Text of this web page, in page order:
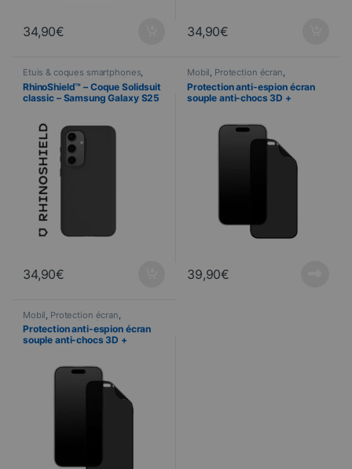
34,90€ 34,90€
Étuis & coques smartphones,
Mobil ,RhinoShield Telefonie
RhinoShield™ – Coque Solidsuit
classic – Samsung Galaxy S25
34,90€
Mobil, Protection écran,
RhinoShield Telefonie , Verres
trempés
Protection anti-espion écran
souple anti-chocs 3D +
39,90€
Mobil Protection écran
RhinoShield Telefonie , Verres
trempés
Protection anti-espion écran
souple anti-chocs 3D +